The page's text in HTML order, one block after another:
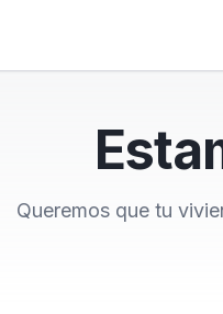
Queremos que tu